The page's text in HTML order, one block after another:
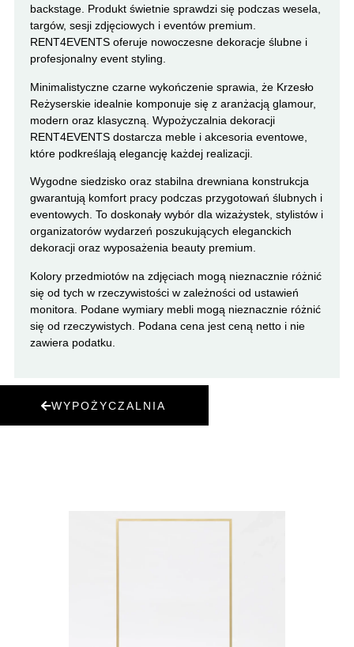
backstage. Produkt świetnie sprawdzi się podczas wesela,
targów, sesji zdjęciowych i eventów premium.
RENT4EVENTS oferuje nowoczesne dekoracje ślubne i
profesjonalny event styling.
Minimalistyczne czarne wykończenie sprawia, że Krzesło
Reżyserskie idealnie komponuje się z aranżacją glamour,
modern oraz klasyczną. Wypożyczalnia dekoracji
RENT4EVENTS dostarcza meble i akcesoria eventowe,
które podkreślają elegancję każdej realizacji.
Wygodne siedzisko oraz stabilna drewniana konstrukcja
gwarantują komfort pracy podczas przygotowań ślubnych i
eventowych. To doskonały wybór dla wizażystek, stylistów i
organizatorów wydarzeń poszukujących eleganckich
dekoracji oraz wyposażenia beauty premium.
Kolory przedmiotów na zdjęciach mogą nieznacznie różnić
się od tych w rzeczywistości w zależności od ustawień
monitora. Podane wymiary mebli mogą nieznacznie różnić
się od rzeczywistych. Podana cena jest ceną netto i nie
zawiera podatku.
WYPOŻYCZALNIA